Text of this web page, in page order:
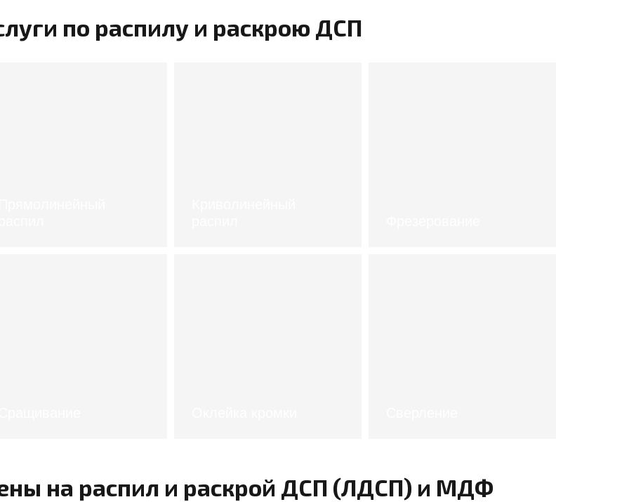
по распилу и раскрою ДСП
на распил и раскрой ДСП (ЛДСП) и МДФ